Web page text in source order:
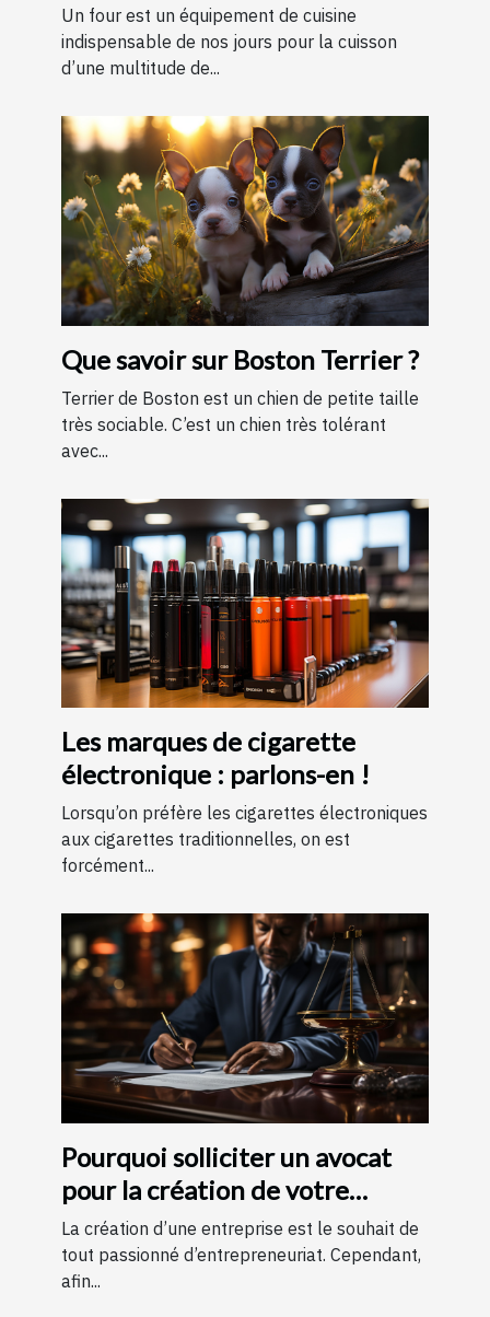
Un four est un équipement de cuisine
indispensable de nos jours pour la cuisson
d’une multitude de...
Que savoir sur Boston Terrier ?
Terrier de Boston est un chien de petite taille
très sociable. C’est un chien très tolérant
avec...
Les marques de cigarette
électronique : parlons-en !
Lorsqu’on préfère les cigarettes électroniques
aux cigarettes traditionnelles, on est
forcément...
Pourquoi solliciter un avocat
pour la création de votre
entreprise ?
La création d’une entreprise est le souhait de
tout passionné d’entrepreneuriat. Cependant,
afin...